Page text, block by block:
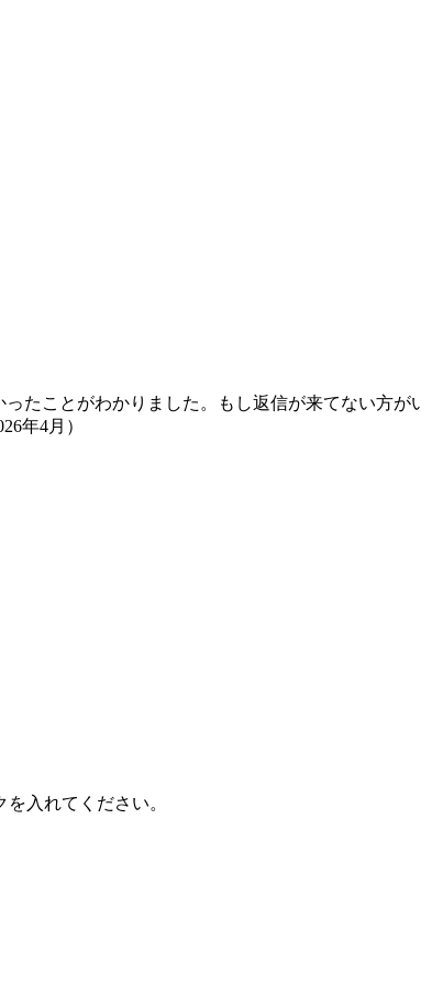
たことがわかりました。もし返信が来てない方が
年4月）
入れてください。